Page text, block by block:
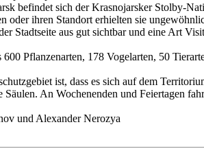
befindet sich der Krasnojarsker Stolby-
oder ihren Standort erhielten sie
Stadtseite aus gut sichtbar und eine Art
Pflanzenarten, 178 Vogelarten, 50
ist, dass es sich auf dem
Säulen. An Wochenenden und Feiertagen
und Alexander Nerozya